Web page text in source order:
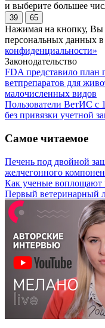
и выберите большее
39 65
Нажимая на кнопку, Вы
персональных данных в
конфиденциальности»
Законодательство
FDA представило план
ветпрепаратов для
малочисленных видов
Пользователи ВетИС с
без привязки учетной
Самое читаемое
Печень под двойной
желчегонного
Как ученые воплощают
Первый ветеринарный